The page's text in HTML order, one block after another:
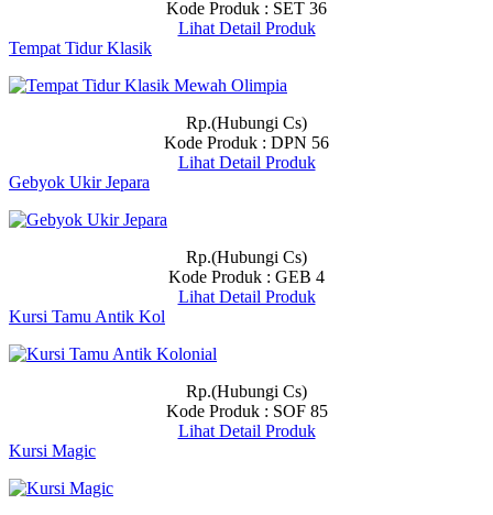
Kode Produk : SET 36
Lihat Detail Produk
Tempat Tidur Klasik
Rp.(Hubungi Cs)
Kode Produk : DPN 56
Lihat Detail Produk
Gebyok Ukir Jepara
Rp.(Hubungi Cs)
Kode Produk : GEB 4
Lihat Detail Produk
Kursi Tamu Antik Kol
Rp.(Hubungi Cs)
Kode Produk : SOF 85
Lihat Detail Produk
Kursi Magic